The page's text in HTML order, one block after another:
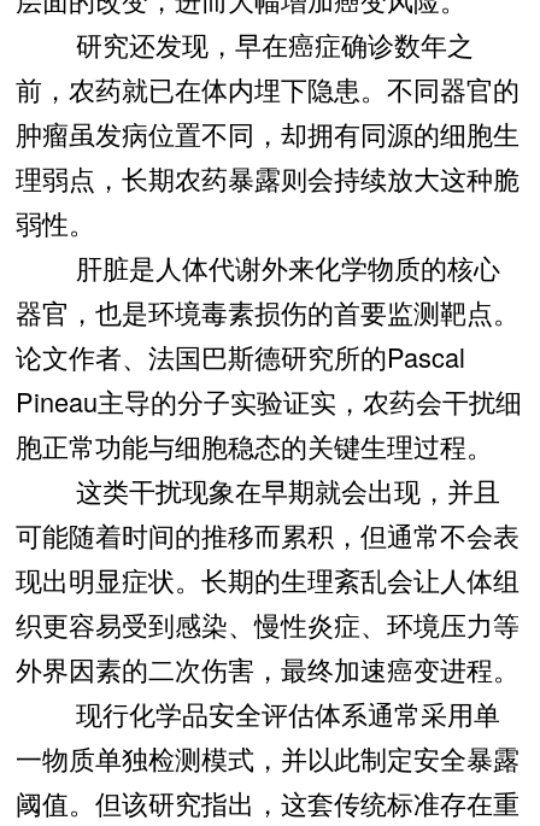
研究还发现，早在癌症确诊数年之
前，农药就已在体内埋下隐患。不同器官的
肿瘤虽发病位置不同，却拥有同源的细胞生
理弱点，长期农药暴露则会持续放大这种脆
弱性。
肝脏是人体代谢外来化学物质的核心
器官，也是环境毒素损伤的首要监测靶点。
论文作者、法国巴斯德研究所的Pascal
Pineau主导的分子实验证实，农药会干扰细
胞正常功能与细胞稳态的关键生理过程。
这类干扰现象在早期就会出现，并且
可能随着时间的推移而累积，但通常不会表
现出明显症状。长期的生理紊乱会让人体组
织更容易受到感染、慢性炎症、环境压力等
外界因素的二次伤害，最终加速癌变进程。
现行化学品安全评估体系通常采用单
一物质单独检测模式，并以此制定安全暴露
阈值。但该研究指出，这套传统标准存在重